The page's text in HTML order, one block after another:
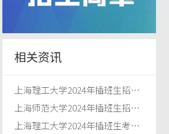
相关资讯
上海理工大学2024年插班生招生简章
上海师范大学2024年插班生招生简章
上海理工大学2024年插班生考试大纲